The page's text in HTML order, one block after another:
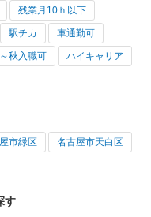
残業月10ｈ以下
駅チカ 車通勤可
秋入職可 ハイキャリア
市緑区 名古屋市天白区
す